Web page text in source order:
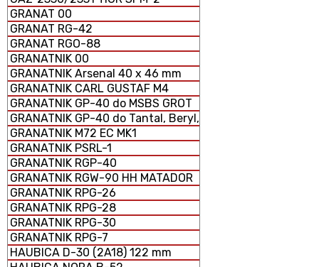
GRANAT 00
GRANAT RG-42
GRANAT RGO-88
GRANATNIK 00
GRANATNIK Arsenal 40 x 46 mm
GRANATNIK CARL GUSTAF M4
GRANATNIK GP-40 do MSBS GROT
GRANATNIK GP-40 do Tantal, Beryl, AKM i GS-40
GRANATNIK M72 EC MK1
GRANATNIK PSRL-1
GRANATNIK RGP-40
GRANATNIK RGW-90 HH MATADOR
GRANATNIK RPG-26
GRANATNIK RPG-28
GRANATNIK RPG-30
GRANATNIK RPG-7
HAUBICA D-30 (2A18) 122 mm